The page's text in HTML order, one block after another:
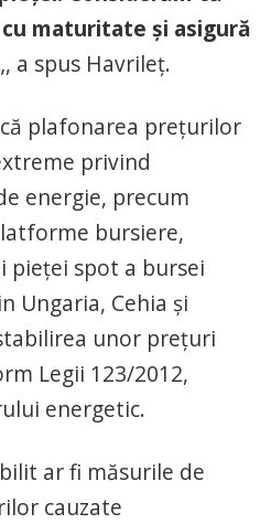
cu maturitate şi asigură
a spus Havrileţ.
plafonarea preţurilor
privind
energie, precum
bursiere,
pieţei spot a bursei
Ungaria, Cehia şi
unor preţuri
Legii 123/2012,
energetic.
ar fi măsurile de
cauzate